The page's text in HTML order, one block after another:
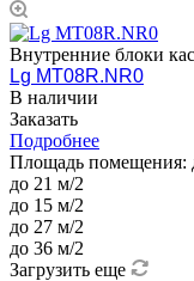
Внутренние блоки
Lg MT08R.NR0
В наличии
Заказать
Подробнее
Площадь помещения:
до 21 м/2
до 15 м/2
до 27 м/2
до 36 м/2
Загрузить еще